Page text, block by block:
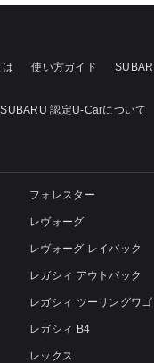
使い方ガイド
SUBARU 認定U-Carについて
フォレスター
レヴォーグ
レヴォーグ レイバック
レガシィ アウトバック
レガシィ ツーリングワ
レガシィ B4
レックス